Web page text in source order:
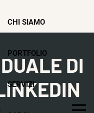
CHI SIAMO
PORTFOLIO
SERVIZI
DI